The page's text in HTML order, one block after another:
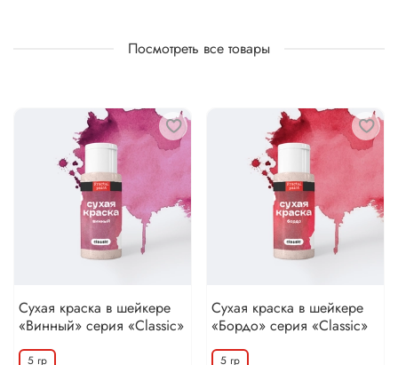
Посмотреть все товары
Сухая краска в шейкере
«Винный» серия «Classic»
5 гр
Сухая краска в шейкере
«Бордо» серия «Classic»
5 гр